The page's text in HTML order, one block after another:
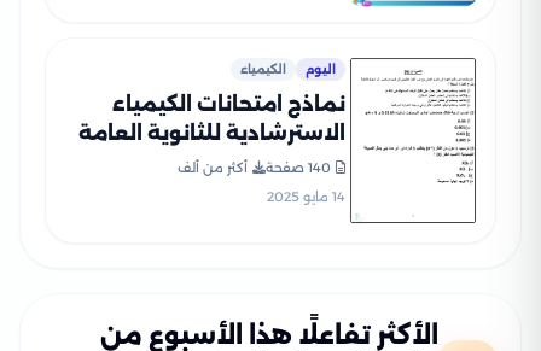
اليوم الكيمياء
نماذج امتحانات الكيمياء
الاسترشادية للثانوية العامة
2025 (12 نموذج بصيغة PDF)
140 صفحة
أكثر من ألف
14 مايو 2025
الأكثر تفاعلًا هذا الأسبوع من